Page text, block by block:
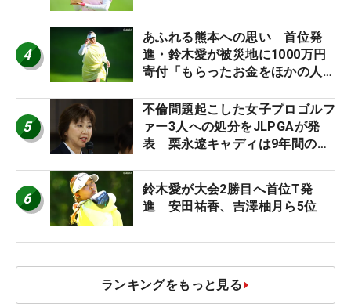
4
あふれる熊本への思い 首位発
進・鈴木愛が被災地に1000万円
寄付「もらったお金をほかの人
5
不倫問題起こした女子プロゴルフ
ァー3人への処分をJLPGAが発
表 栗永遼キャディは9年間の立
6
鈴木愛が大会2勝目へ首位T発
進 安田祐香、吉澤柚月ら5位
ランキングをもっと見る